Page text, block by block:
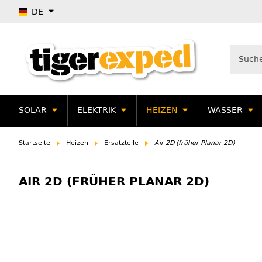
DE
SOLAR ELEKTRIK HEIZEN WASSER
Startseite Heizen Ersatzteile Air 2D (früher Planar 2D)
AIR 2D (FRÜHER PLANAR 2D)